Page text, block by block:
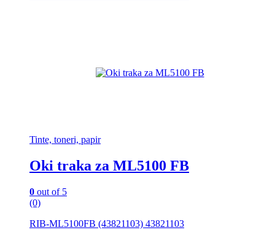
Tinte, toneri, papir
Oki traka za ML5100 FB
0 out of 5
(0)
RIB-ML5100FB (43821103) 43821103